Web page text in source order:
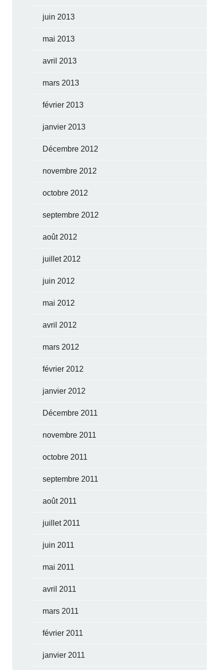
juin 2013
mai 2013
avril 2013
mars 2013
février 2013
janvier 2013
Décembre 2012
novembre 2012
octobre 2012
septembre 2012
août 2012
juillet 2012
juin 2012
mai 2012
avril 2012
mars 2012
février 2012
janvier 2012
Décembre 2011
novembre 2011
octobre 2011
septembre 2011
août 2011
juillet 2011
juin 2011
mai 2011
avril 2011
mars 2011
février 2011
janvier 2011